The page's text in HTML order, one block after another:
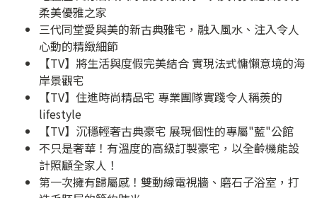
柔美優雅之家
三代同堂愛與美的新古典雅宅，融入風水、注入令人
心動的精緻細節
【TV】將生活與度假完美結合 實現法式慵懶意境的海
岸景觀宅
【TV】住進時尚精品宅 專業團隊實踐令人稱羨的
lifestyle
【TV】沉穩輕奢古典豪宅 展現個性的專屬"藍"公館
不只是奢華！有溫度的高級訂製豪宅，以全齡機能設
計照顧全家人！
第一次擁有歸屬感！雙動線電視牆、磨石子浴室，打